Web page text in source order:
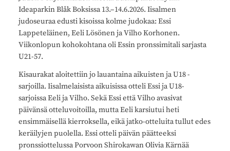
Ideaparkin Blåk Boksissa 13.–14.6.2026. Iisalmen
judoseuraa edusti kisoissa kolme judokaa: Essi
Lappeteläinen, Eeli Lösönen ja Vilho Korhonen.
Viikonlopun kohokohtana oli Essin pronssimitali sarjasta
U21-57.
Kisaurakat aloitettiin jo lauantaina aikuisten ja U18 -
sarjoilla. Iisalmelaisista aikuisissa otteli Essi ja U18-
sarjoissa Eeli ja Vilho. Sekä Essi että Vilho avasivat
päivänsä otteluvoitoilla, mutta Eeli karsiutui heti
ensimmäisellä kierroksella, eikä jatko-otteluita tullut edes
keräilyjen puolella. Essi otteli päivän päätteeksi
pronssiottelussa Porvoon Shirokawan Olivia Kärnää